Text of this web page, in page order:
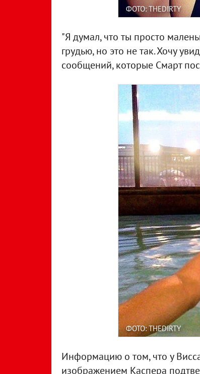
ФОТО: THEDIRTY
"Я думал, что ты просто
грудью, но это не так. Хочу
сообщений, которые Смарт
ФОТО: THEDIRTY
Информацию о том, что у
изображением Каспера